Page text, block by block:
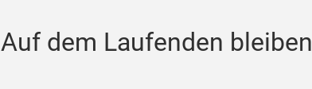
Auf dem Laufenden bleiben